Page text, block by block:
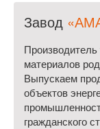
Завод
материалов
Выпускаем
объектов
гражданского